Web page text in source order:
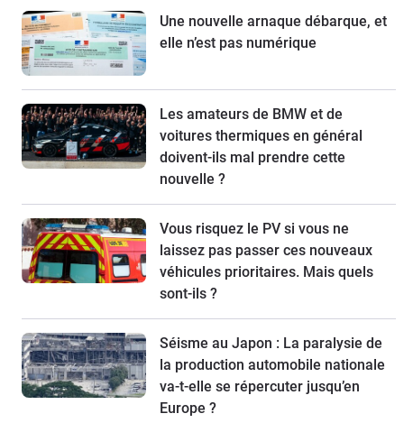
Une nouvelle arnaque débarque, et
elle n’est pas numérique
Les amateurs de BMW et de
voitures thermiques en général
doivent-ils mal prendre cette
nouvelle ?
Vous risquez le PV si vous ne
laissez pas passer ces nouveaux
véhicules prioritaires. Mais quels
sont-ils ?
Séisme au Japon : La paralysie de
la production automobile nationale
va-t-elle se répercuter jusqu’en
Europe ?